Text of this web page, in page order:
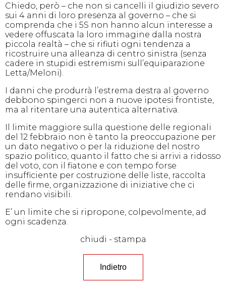
Chiedo, però – che non si cancelli il giudizio severo
sui 4 anni di loro presenza al governo – che si
comprenda che i 5S non hanno alcun interesse a
vedere offuscata la loro immagine dalla nostra
piccola realtà – che si rifiuti ogni tendenza a
ricostruire una alleanza di centro sinistra (senza
cadere in stupidi estremismi sull’equiparazione
Letta/Meloni).
I danni che produrrà l’estrema destra al governo
debbono spingerci non a nuove ipotesi frontiste,
ma al ritentare una autentica alternativa.
Il limite maggiore sulla questione delle regionali
del 12 febbraio non è tanto la preoccupazione per
un dato negativo o per la riduzione del nostro
spazio politico, quanto il fatto che si arrivi a ridosso
del voto, con il fiatone e con tempo forse
insufficiente per costruzione delle liste, raccolta
delle firme, organizzazione di iniziative che ci
rendano visibili.
E’ un limite che si ripropone, colpevolmente, ad
ogni scadenza.
chiudi - stampa
Indietro